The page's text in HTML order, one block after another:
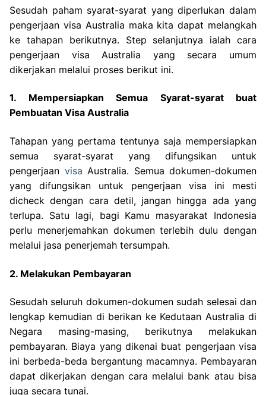
Sesudah paham syarat-syarat yang diperlukan dalam
pengerjaan visa Australia maka kita dapat melangkah
ke tahapan berikutnya. Step selanjutnya ialah cara
pengerjaan visa Australia yang secara umum
dikerjakan melalui proses berikut ini.
1. Mempersiapkan Semua Syarat-syarat buat
Pembuatan Visa Australia
Tahapan yang pertama tentunya saja mempersiapkan
semua syarat-syarat yang difungsikan untuk
pengerjaan visa Australia. Semua dokumen-dokumen
yang difungsikan untuk pengerjaan visa ini mesti
dicheck dengan cara detil, jangan hingga ada yang
terlupa. Satu lagi, bagi Kamu masyarakat Indonesia
perlu menerjemahkan dokumen terlebih dulu dengan
melalui jasa penerjemah tersumpah.
2. Melakukan Pembayaran
Sesudah seluruh dokumen-dokumen sudah selesai dan
lengkap kemudian di berikan ke Kedutaan Australia di
Negara masing-masing, berikutnya melakukan
pembayaran. Biaya yang dikenai buat pengerjaan visa
ini berbeda-beda bergantung macamnya. Pembayaran
dapat dikerjakan dengan cara melalui bank atau bisa
juga secara tunai.